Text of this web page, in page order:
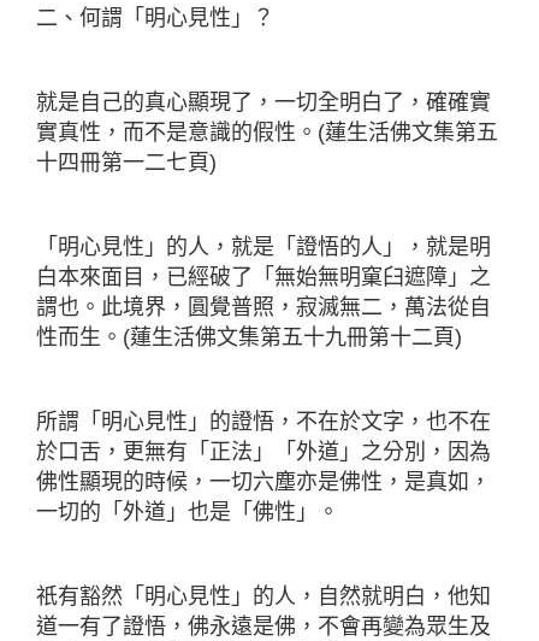
二、何謂「明心見性」？
就是自己的真心顯現了，一切全明白了，確確實
實真性，而不是意識的假性。(蓮生活佛文集第五
十四冊第一二七頁)
「明心見性」的人，就是「證悟的人」，就是明
白本來面目，已經破了「無始無明窠臼遮障」之
謂也。此境界，圓覺普照，寂滅無二，萬法從自
性而生。(蓮生活佛文集第五十九冊第十二頁)
所謂「明心見性」的證悟，不在於文字，也不在
於口舌，更無有「正法」「外道」之分別，因為
佛性顯現的時候，一切六塵亦是佛性，是真如，
一切的「外道」也是「佛性」。
祇有豁然「明心見性」的人，自然就明白，他知
道一有了證悟，佛永遠是佛，不會再變為眾生及